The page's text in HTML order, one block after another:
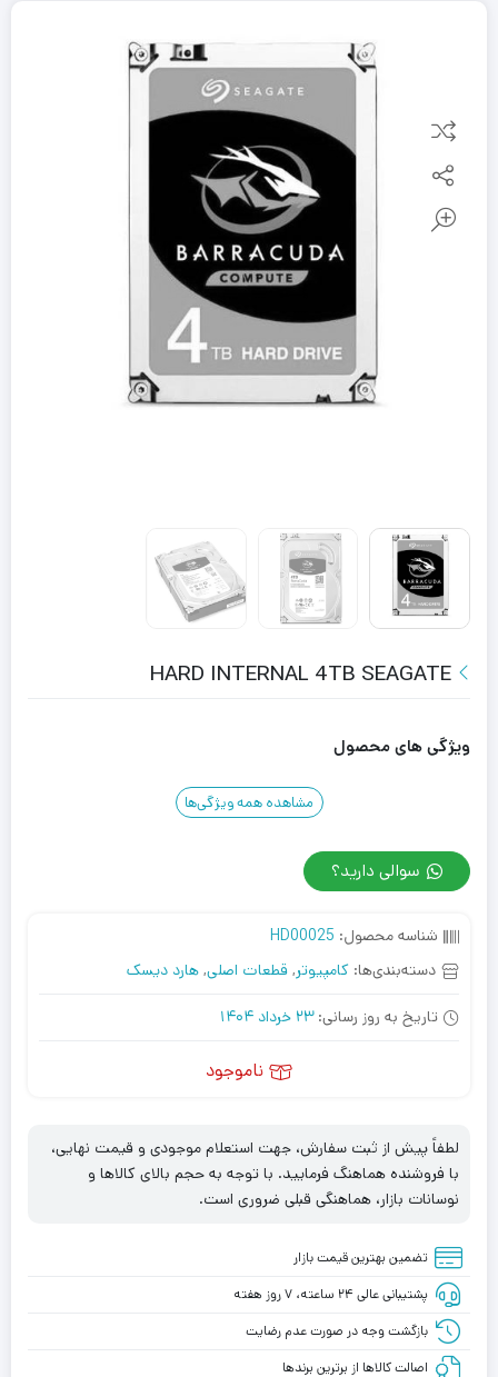
HARD INTERNAL 4TB SEAGATE
ویژگی های محصول
مشاهده همه ویژگی‌ها
سوالی دارید؟
شناسه محصول: HD00025
دسته‌بندی‌ها: کامپیوتر, قطعات اصلی, هارد دیسک
تاریخ به روز رسانی:23 خرداد 1404
ناموجود
لطفاً پیش از ثبت سفارش، جهت استعلام موجودی و قیمت نهایی،
با فروشنده هماهنگ فرمایید. با توجه به حجم بالای کالاها و
نوسانات بازار، هماهنگی قبلی ضروری است.
تضمین بهترین قیمت بازار
پشتیبانی عالی ۲۴ ساعته، ۷ روز هفته
بازگشت وجه در صورت عدم رضایت
اصالت کالاها از برترین برندها